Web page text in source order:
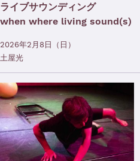
ライブサウンディング
when where living sound(s)
2026年2月8日（日）
土屋光